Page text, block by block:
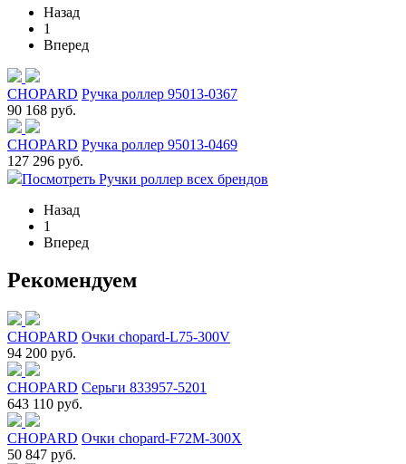
Назад
1
Вперед
CHOPARD Ручка роллер 95013-0367
90 168 руб.
CHOPARD Ручка роллер 95013-0469
127 296 руб.
Посмотреть Ручки роллер всех брендов
Назад
1
Вперед
Рекомендуем
CHOPARD Очки chopard-L75-300V
94 200 руб.
CHOPARD Серьги 833957-5201
643 110 руб.
CHOPARD Очки chopard-F72M-300X
50 847 руб.